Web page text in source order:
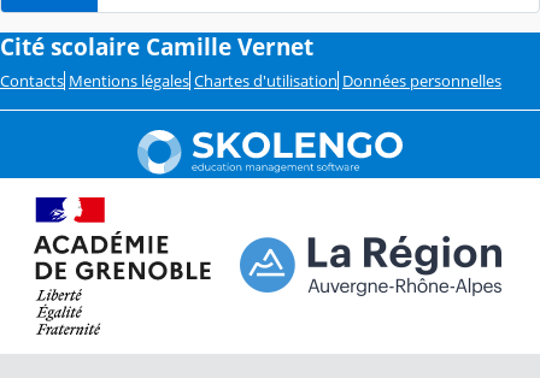
Cité scolaire Camille Vernet
Contacts Mentions légales Chartes d'utilisation Données personnelles